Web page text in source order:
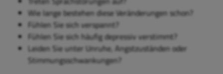
Wie lange bestehen diese Veränderungen schon?
Fühlen Sie sich verspannt?
Fühlen Sie sich häufig depressiv verstimmt?
Leiden Sie unter Unruhe, Angstzuständen oder
Stimmungsschwankungen?